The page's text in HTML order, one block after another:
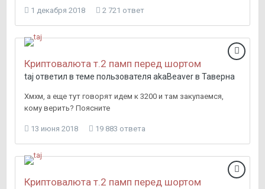
1 декабря 2018 2 721 ответ
Криптовалюта т.2 памп перед шортом
taj ответил в теме пользователя akaBeaverв Таверна
Хмхм, а еще тут говорят идем к 3200 и там закупаемся,
кому верить? Поясните
13 июня 2018 19 883 ответа
Криптовалюта т.2 памп перед шортом